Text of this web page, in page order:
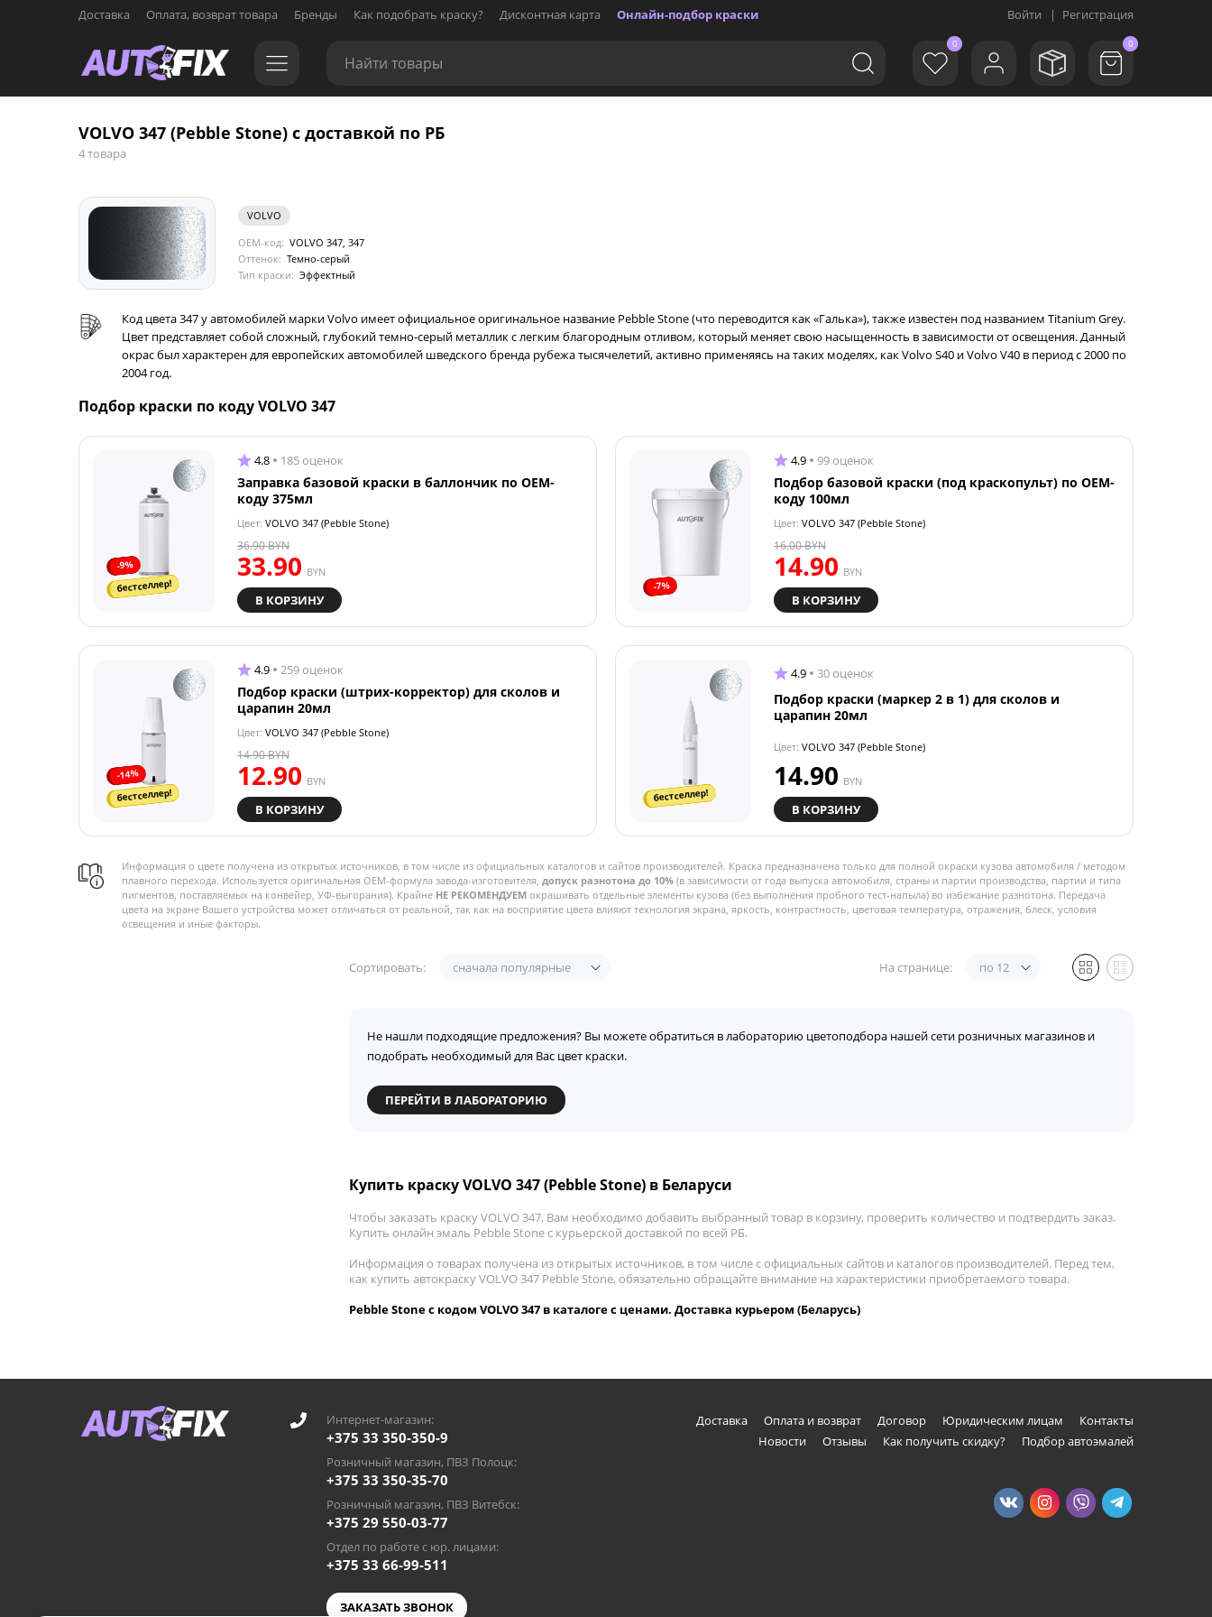
Доставка Оплата, возврат товара Бренды Как подобрать краску? Дисконтная карта Онлайн-подбор краски Войти | Регистрация
0 0
VOLVO 347 (Pebble Stone) с доставкой по РБ
4 товара
VOLVO
OEM-код: VOLVO 347, 347
Оттенок: Темно-серый
Тип краски: Эффектный
Код цвета 347 у автомобилей марки Volvo имеет официальное оригинальное название Pebble Stone (что переводится как «Галька»), также известен под названием Titanium Grey.
Цвет представляет собой сложный, глубокий темно-серый металлик с легким благородным отливом, который меняет свою насыщенность в зависимости от освещения. Данный
окрас был характерен для европейских автомобилей шведского бренда рубежа тысячелетий, активно применяясь на таких моделях, как Volvo S40 и Volvo V40 в период с 2000 по
2004 год.
Подбор краски по коду VOLVO 347
-9%
бестселлер!
4.8 185 оценок
Заправка базовой краски в баллончик по OEM-
коду 375мл
Цвет: VOLVO 347 (Pebble Stone)
33.90 BYN
36.90BYN
В КОРЗИНУ
-7%
4.9 99 оценок
Подбор базовой краски (под краскопульт) по OEM-
коду 100мл
Цвет: VOLVO 347 (Pebble Stone)
14.90 BYN
16.00BYN
В КОРЗИНУ
-14%
бестселлер!
4.9 259 оценок
Подбор краски (штрих-корректор) для сколов и
царапин 20мл
Цвет: VOLVO 347 (Pebble Stone)
12.90 BYN
14.90BYN
В КОРЗИНУ
бестселлер!
4.9 30 оценок
Подбор краски (маркер 2 в 1) для сколов и
царапин 20мл
Цвет: VOLVO 347 (Pebble Stone)
14.90 BYN
В КОРЗИНУ
Информация о цвете получена из открытых источников, в том числе из официальных каталогов и сайтов производителей. Краска предназначена только для полной окраски кузова автомобиля / методом
плавного перехода. Используется оригинальная OEM-формула завода-изготовителя, допуск разнотона до 10% (в зависимости от года выпуска автомобиля, страны и партии производства, партии и типа
пигментов, поставляемых на конвейер, УФ-выгорания). Крайне НЕ РЕКОМЕНДУЕМ окрашивать отдельные элементы кузова (без выполнения пробного тест-напыла) во избежание разнотона. Передача
цвета на экране Вашего устройства может отличаться от реальной, так как на восприятие цвета влияют технология экрана, яркость, контрастность, цветовая температура, отражения, блеск, условия
освещения и иные факторы.
Сортировать: сначала популярные На странице: по 12
Не нашли подходящие предложения? Вы можете обратиться в лабораторию цветоподбора нашей сети розничных магазинов и
подобрать необходимый для Вас цвет краски.
ПЕРЕЙТИ В ЛАБОРАТОРИЮ
Купить краску VOLVO 347 (Pebble Stone) в Беларуси
Чтобы заказать краску VOLVO 347, Вам необходимо добавить выбранный товар в корзину, проверить количество и подтвердить заказ.
Купить онлайн эмаль Pebble Stone с курьерской доставкой по всей РБ.
Информация о товарах получена из открытых источников, в том числе с официальных сайтов и каталогов производителей. Перед тем,
как купить автокраску VOLVO 347 Pebble Stone, обязательно обращайте внимание на характеристики приобретаемого товара.
Pebble Stone с кодом VOLVO 347 в каталоге с ценами. Доставка курьером (Беларусь)
Интернет-магазин:
+375 33 350-350-9
Розничный магазин, ПВЗ Полоцк:
+375 33 350-35-70
Розничный магазин, ПВЗ Витебск:
+375 29 550-03-77
Отдел по работе с юр. лицами:
+375 33 66-99-511
ЗАКАЗАТЬ ЗВОНОК
Доставка Оплата и возврат Договор Юридическим лицам
Контакты
Новости
Отзывы Как получить скидку? Подбор автоэмалей